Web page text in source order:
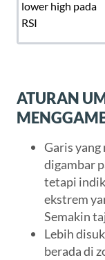
lower high pada
RSI
ATURAN
Garis
digambar
tetapi
ekstrem
Semakin
Lebih
berada di